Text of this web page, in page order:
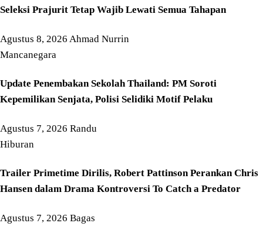
Seleksi Prajurit Tetap Wajib Lewati Semua Tahapan
Agustus 8, 2026 Ahmad Nurrin
Mancanegara
Update Penembakan Sekolah Thailand: PM Soroti
Kepemilikan Senjata, Polisi Selidiki Motif Pelaku
Agustus 7, 2026 Randu
Hiburan
Trailer Primetime Dirilis, Robert Pattinson Perankan Chris
Hansen dalam Drama Kontroversi To Catch a Predator
Agustus 7, 2026 Bagas